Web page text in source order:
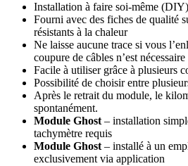
Installation à faire soi-même (DIY)
Fourni avec des fiches de qualité
résistants à la chaleur
Ne laisse aucune trace si vous
coupure de câbles n’est nécessaire
Facile à utiliser grâce à plusieurs
Possibilité de choisir entre
Après le retrait du module, le
spontanément.
Module Ghost – installation
tachymètre requis
Module Ghost – installé à un
exclusivement via application